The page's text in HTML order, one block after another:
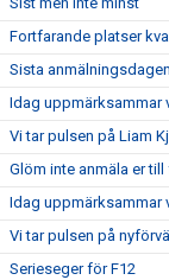
Fortfarande platser
Sista
Idag uppmärksammar
Vi tar pulsen på Liam
Glöm inte anmäla er
Idag uppmärksammar
Vi tar pulsen på
Serieseger för F12